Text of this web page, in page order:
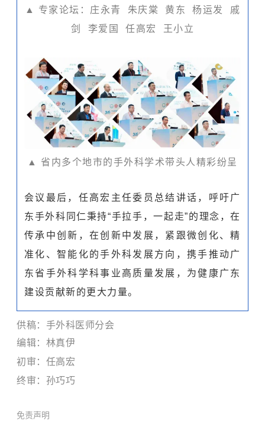
▲ 专家论坛：庄永青 朱庆棠 黄东 杨运发 戚
剑 李爱国 任高宏 王小立
▲ 省内多个地市的手外科学术带头人精彩纷呈
会议最后，任高宏主任委员总结讲话，呼吁广
东手外科同仁秉持“手拉手，一起走”的理念，在
传承中创新，在创新中发展，紧跟微创化、精
准化、智能化的手外科发展方向，携手推动广
东省手外科学科事业高质量发展，为健康广东
建设贡献新的更大力量。
供稿：手外科医师分会
编辑：林真伊
初审： 任高宏
终审：孙巧巧
免责声明